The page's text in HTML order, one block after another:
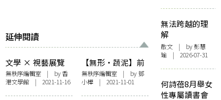
延伸閱讀
文學 × 視藝展覽
——「土有香，根
有緣」策展前言
無秩序編輯室 | by 香
港文學館 | 2021-11-16
【無形・蔬泥】前
置詞：蔬泥說
無秩序編輯室| by鄧
小樺| 2021-11-01
無法跨越的理
解
散文 | by 彭慧
瑜 | 2026-07-31
何詩蓓8月舉女
性專屬讀書會